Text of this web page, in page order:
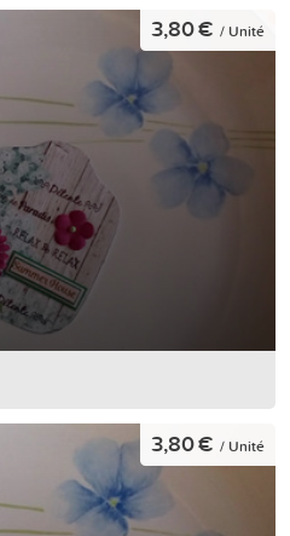
3,80 € / Unité
3,80 € / Unité